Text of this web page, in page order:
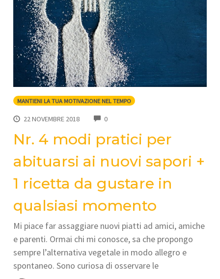
MANTIENI LA TUA MOTIVAZIONE NEL TEMPO
22 NOVEMBRE 2018 0COMMENTS
Nr. 4 modi pratici per
abituarsi ai nuovi sapori +
1 ricetta da gustare in
qualsiasi momento
Mi piace far assaggiare nuovi piatti ad amici, amiche
e parenti. Ormai chi mi conosce, sa che propongo
sempre l’alternativa vegetale in modo allegro e
spontaneo. Sono curiosa di osservare le